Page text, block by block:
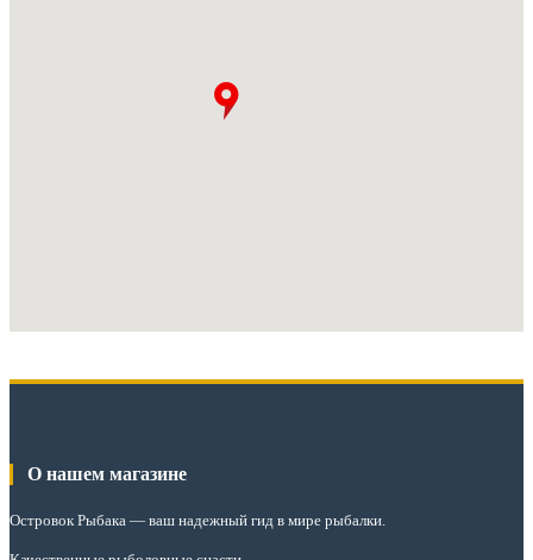
О нашем магазине
Островок Рыбака — ваш надежный гид в мире рыбалки.